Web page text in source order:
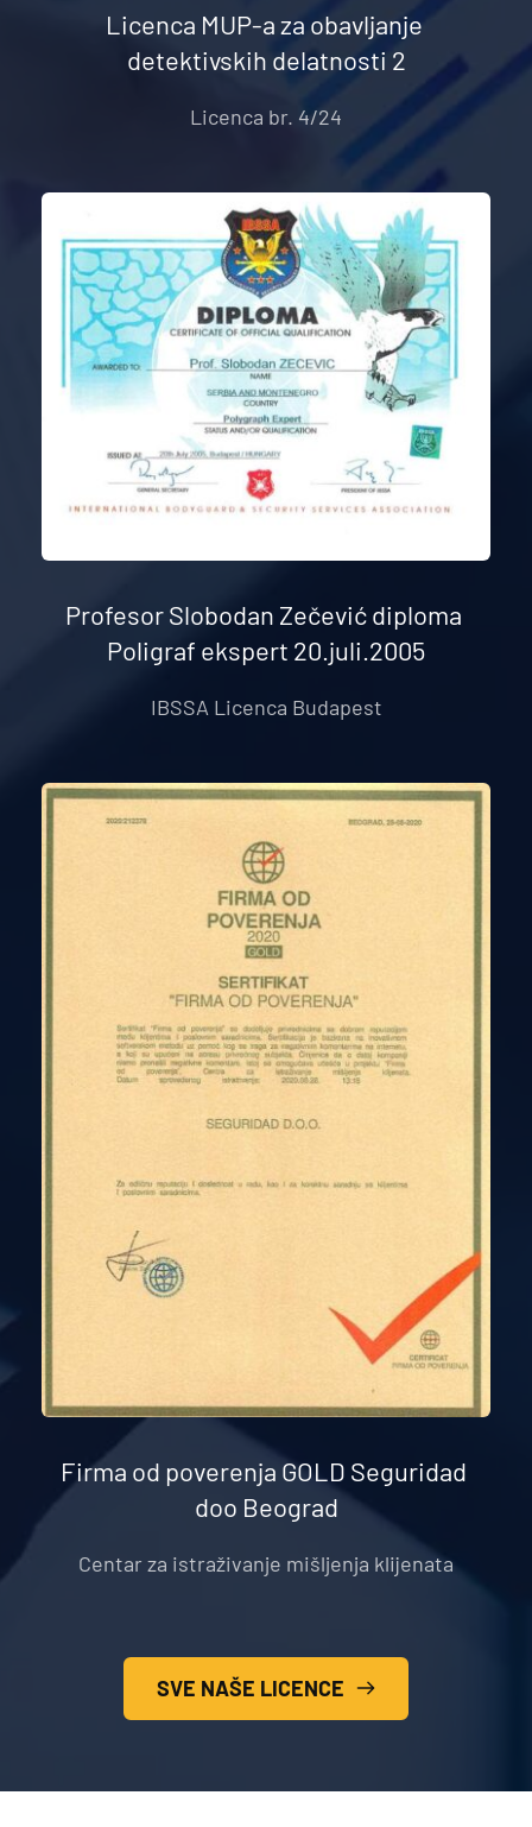
Licenca MUP-a za obavljanje
detektivskih delatnosti 2
Licenca br. 4/24
Profesor Slobodan Zečević diploma
Poligraf ekspert 20.juli.2005
IBSSA Licenca Budapest
Firma od poverenja GOLD Seguridad
doo Beograd
Centar za istraživanje mišljenja klijenata
SVE NAŠE LICENCE